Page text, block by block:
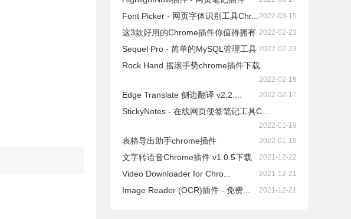
Font Picker - 网页字体识别工具Chr... 2022-03-15
这3款好用的Chrome插件你值得拥有 2022-02-23
Sequel Pro - 简单的MySQL管理工具 2022-02-23
Rock Hand 摇滚手势chrome插件下载
2022-02-18
Edge Translate 侧边翻译 v2.2.... 2022-02-17
StickyNotes - 在线网页便签笔记工具C...
2022-01-19
表格导出助手chrome插件 2022-01-19
文字转语音Chrome插件 v1.0.5下载 2021-12-22
Video Downloader for Chro... 2021-12-21
Image Reader (OCR)插件 - 免费... 2021-12-21